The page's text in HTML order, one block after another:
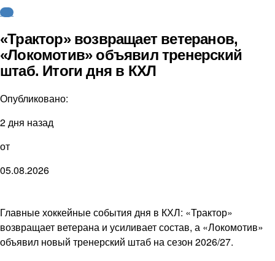
КХЛ
«Трактор» возвращает ветеранов,
«Локомотив» объявил тренерский
штаб. Итоги дня в КХЛ
Опубликовано:
2 дня назад
от
05.08.2026
Главные хоккейные события дня в КХЛ: «Трактор»
возвращает ветерана и усиливает состав, а «Локомотив»
объявил новый тренерский штаб на сезон 2026/27.